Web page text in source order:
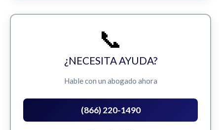
📞
¿NECESITA AYUDA?
Hable con un abogado ahora
(866) 220-1490